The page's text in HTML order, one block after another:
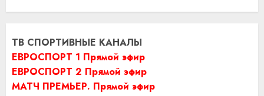
ТВ СПОРТИВНЫЕ КАНАЛЫ
ЕВРОСПОРТ 1 Прямой эфир
ЕВРОСПОРТ 2 Прямой эфир
МАТЧ ПРЕМЬЕР. Прямой эфир